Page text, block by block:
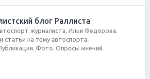
блог Раллиста
журналиста, Ильи Федорова.
статьи на тему автоспорта.
Фото. Опросы мнений.